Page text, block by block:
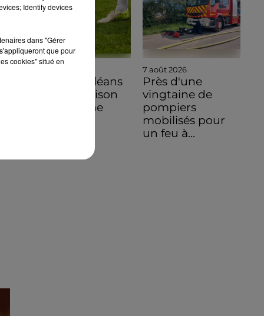
Ligue 3, Orléans
ouvre sa saison
en Bretagne
7 août 2026
Près d'une
vingtaine de
pompiers
mobilisés pour
un feu à...
Identify devices
dans "Gérer
que pour
cookies" situé en